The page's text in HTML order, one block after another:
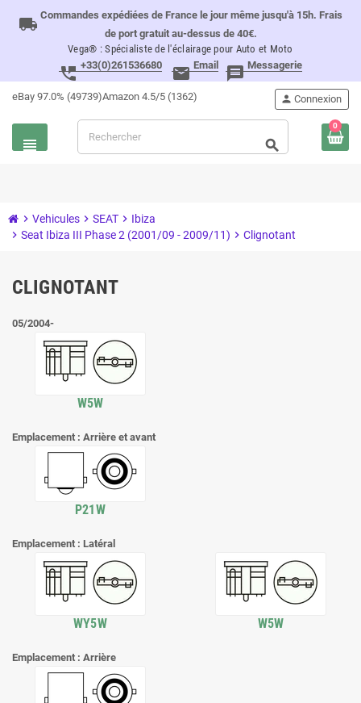
local_shipping Commandes expédiées de France le jour même jusqu'à 15h. Frais
de port gratuit au-dessus de 40€.
Vega® : Spécialiste de l'éclairage pour Auto et Moto
perm_phone_msg +33(0)261536680 email Email message Messagerie
eBay 97.0% (49739)Amazon 4.5/5 (1362)
view_headline
person Connexion
search
0
chevron_right Vehicules chevron_right SEAT chevron_right Ibiza
chevron_right Seat Ibiza III Phase 2 (2001/09 - 2009/11) chevron_right Clignotant
CLIGNOTANT
05/2004-
W5W
Emplacement : Arrière et avant
P21W
Emplacement : Latéral
WY5W W5W
Emplacement : Arrière